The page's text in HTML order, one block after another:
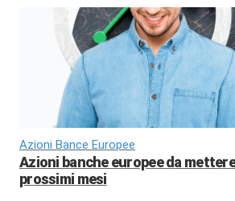
Azioni Bance Europee
Azioni banche europee da
prossimi mesi